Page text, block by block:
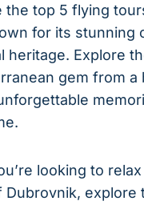
the top 5 flying
for its stunning
heritage. Explore
⁢gem from a
looking to
Dubrovnik, ‌explore